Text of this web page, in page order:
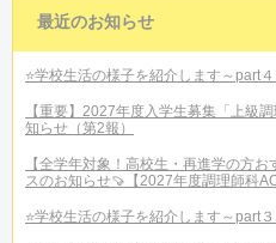
最近のお知らせ
⭐学校生活の様子を紹介します～part４
【重要】2027年度入学生募集「上級
知らせ（第2報）
【全学年対象！高校生・再進学の方
スのお知らせ🍠【2027年度調理師科
⭐学校生活の様子を紹介します～part３